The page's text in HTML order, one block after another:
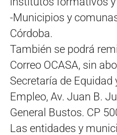
-Municipios y
Córdoba.
También se podrá
Correo OCASA, sin
Secretaría de Equidad
Empleo, Av. Juan B.
General Bustos. CP
Las entidades y